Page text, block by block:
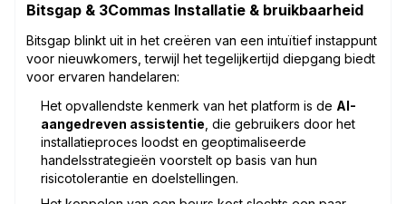
Bitsgap & 3Commas Installatie & bruikbaarheid
Bitsgap blinkt uit in het creëren van een intuïtief instappunt
voor nieuwkomers, terwijl het tegelijkertijd diepgang biedt
voor ervaren handelaren:
Het opvallendste kenmerk van het platform is de AI-
aangedreven assistentie , die gebruikers door het
installatieproces loodst en geoptimaliseerde
handelsstrategieën voorstelt op basis van hun
risicotolerantie en doelstellingen.